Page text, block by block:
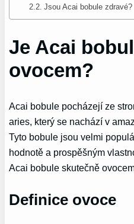
Jsou Acai bobule zdravé?
Je Acai
ovocem?
Acai bobule pocházejí ze
aries, který se nachází v
Tyto bobule jsou velmi
hodnotě a prospěšným
Acai bobule skutečně
Definice ovoce